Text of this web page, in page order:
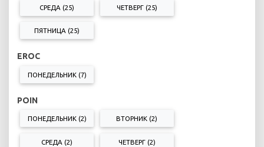
СРЕДА (25) ЧЕТВЕРГ (25)
ПЯТНИЦА (25)
EROC
ПОНЕДЕЛЬНИК (7)
POIN
ПОНЕДЕЛЬНИК (2) ВТОРНИК (2)
СРЕДА (2) ЧЕТВЕРГ (2)